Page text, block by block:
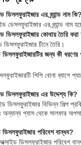
এর ব্র্যান্ড নাম কি?
ডেসলফুরাইজার এর ব্র্যান্ড নাম
ডিসলফুরাইজার কোথায় তৈরি করা
চীনে তৈরি।
জন্য কী ধরণের
পিপি বোনা ব্যাগে
ডিসলফুরাইজার এর উদ্দেশ্য কি?
বিভিন্ন শিল্প
অন্যান্য গ্যাস থেকে সালফার
পরিবেশ বান্ধব?
ডিসলফুরাইজার পরিবেশ